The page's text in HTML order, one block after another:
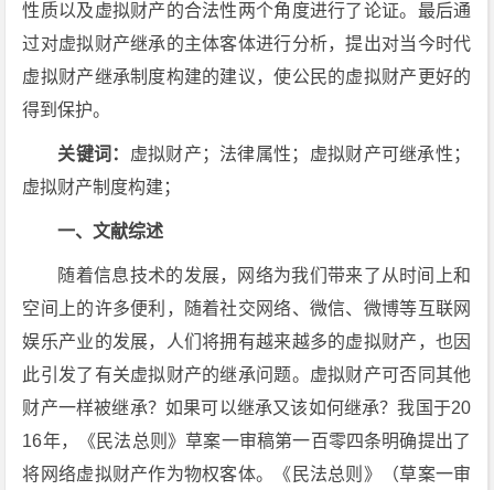
性质以及虚拟财产的合法性两个角度进行了论证。最后通
过对虚拟财产继承的主体客体进行分析，提出对当今时代
虚拟财产继承制度构建的建议，使公民的虚拟财产更好的
得到保护。
关键词： 虚拟财产；法律属性；虚拟财产可继承性；
虚拟财产制度构建；
一、文献综述
随着信息技术的发展，网络为我们带来了从时间上和
空间上的许多便利，随着社交网络、微信、微博等互联网
娱乐产业的发展，人们将拥有越来越多的虚拟财产，也因
此引发了有关虚拟财产的继承问题。虚拟财产可否同其他
财产一样被继承？如果可以继承又该如何继承？我国于20
16年，《民法总则》草案一审稿第一百零四条明确提出了
将网络虚拟财产作为物权客体。《民法总则》（草案一审